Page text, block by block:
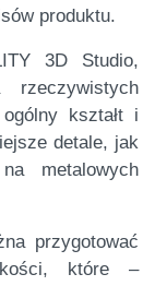
produktu.
3D Studio,
rzeczywistych
kształt i
detale, jak
metalowych
przygotować
które –